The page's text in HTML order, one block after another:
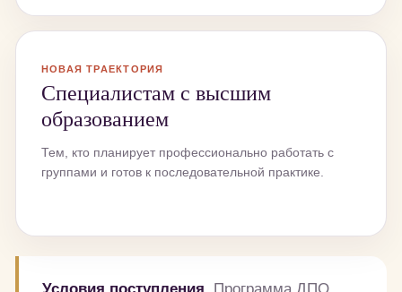
НОВАЯ ТРАЕКТОРИЯ
Специалистам с высшим
образованием
Тем, кто планирует профессионально работать с
группами и готов к последовательной практике.